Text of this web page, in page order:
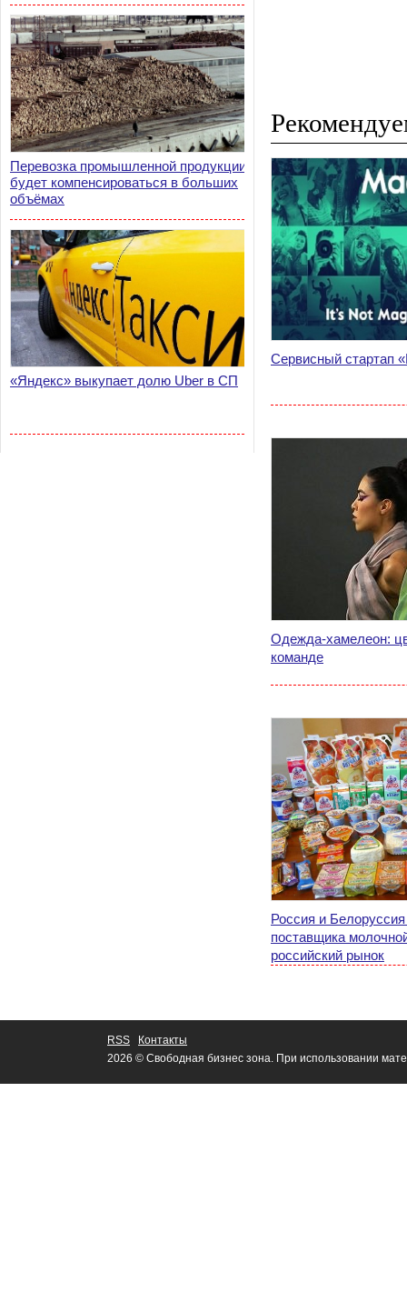
Перевозка промышленной продукции
будет компенсироваться в больших
объёмах
«Яндекс» выкупает долю Uber в СП
Сервисный стартап
Одежда-хамелеон:
команде
Россия и
поставщика
российский рынок
RSS
Контакты
2026 © Свободная бизнес зона. При использовании